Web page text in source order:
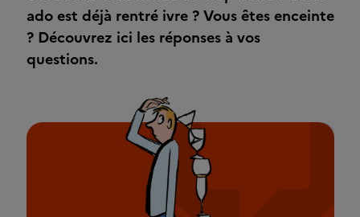
ado est déjà rentré ivre ? Vous êtes enceinte
? Découvrez ici les réponses à vos
questions.